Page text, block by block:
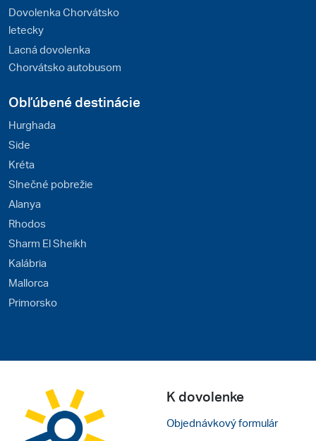
Dovolenka Chorvátsko
letecky
Lacná dovolenka
Chorvátsko autobusom
Obľúbené destinácie
Hurghada
Side
Kréta
Slnečné pobrežie
Alanya
Rhodos
Sharm El Sheikh
Kalábria
Mallorca
Primorsko
K dovolenke
Objednávkový formulár